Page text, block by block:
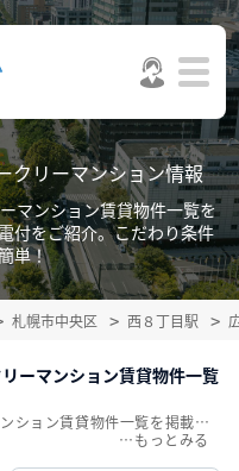
クリーマンション情報
マンション賃貸物件一覧を
付をご紹介。こだわり条件
単！
札幌市中央区 西８丁目駅
ーマンション賃貸物件一覧
西８丁目駅/広めのLDKのウィークリーマンション賃貸物件一覧を掲載中。敷金・礼金無料、家具・家電付をご紹介。こだわり条件での絞込みも簡単！
…